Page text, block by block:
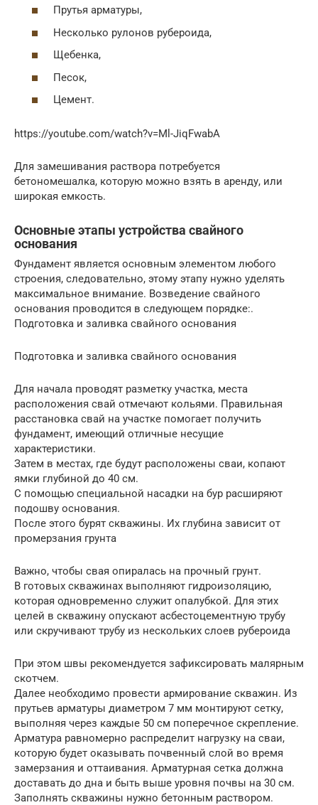
Прутья арматуры,
Несколько рулонов рубероида,
Щебенка,
Песок,
Цемент.
https://youtube.com/watch?v=Ml-JiqFwabA
Для замешивания раствора потребуется
бетономешалка, которую можно взять в аренду, или
широкая емкость.
Основные этапы устройства свайного
основания
Фундамент является основным элементом любого
строения, следовательно, этому этапу нужно уделять
максимальное внимание. Возведение свайного
основания проводится в следующем порядке:.
Подготовка и заливка свайного основания
Подготовка и заливка свайного основания
Для начала проводят разметку участка, места
расположения свай отмечают кольями. Правильная
расстановка свай на участке помогает получить
фундамент, имеющий отличные несущие
характеристики.
Затем в местах, где будут расположены сваи, копают
ямки глубиной до 40 см.
С помощью специальной насадки на бур расширяют
подошву основания.
После этого бурят скважины. Их глубина зависит от
промерзания грунта
Важно, чтобы свая опиралась на прочный грунт.
В готовых скважинах выполняют гидроизоляцию,
которая одновременно служит опалубкой. Для этих
целей в скважину опускают асбестоцементную трубу
или скручивают трубу из нескольких слоев рубероида
При этом швы рекомендуется зафиксировать малярным
скотчем.
Далее необходимо провести армирование скважин. Из
прутьев арматуры диаметром 7 мм монтируют сетку,
выполняя через каждые 50 см поперечное скрепление.
Арматура равномерно распределит нагрузку на сваи,
которую будет оказывать почвенный слой во время
замерзания и оттаивания. Арматурная сетка должна
доставать до дна и быть выше уровня почвы на 30 см.
Заполнять скважины нужно бетонным раствором.